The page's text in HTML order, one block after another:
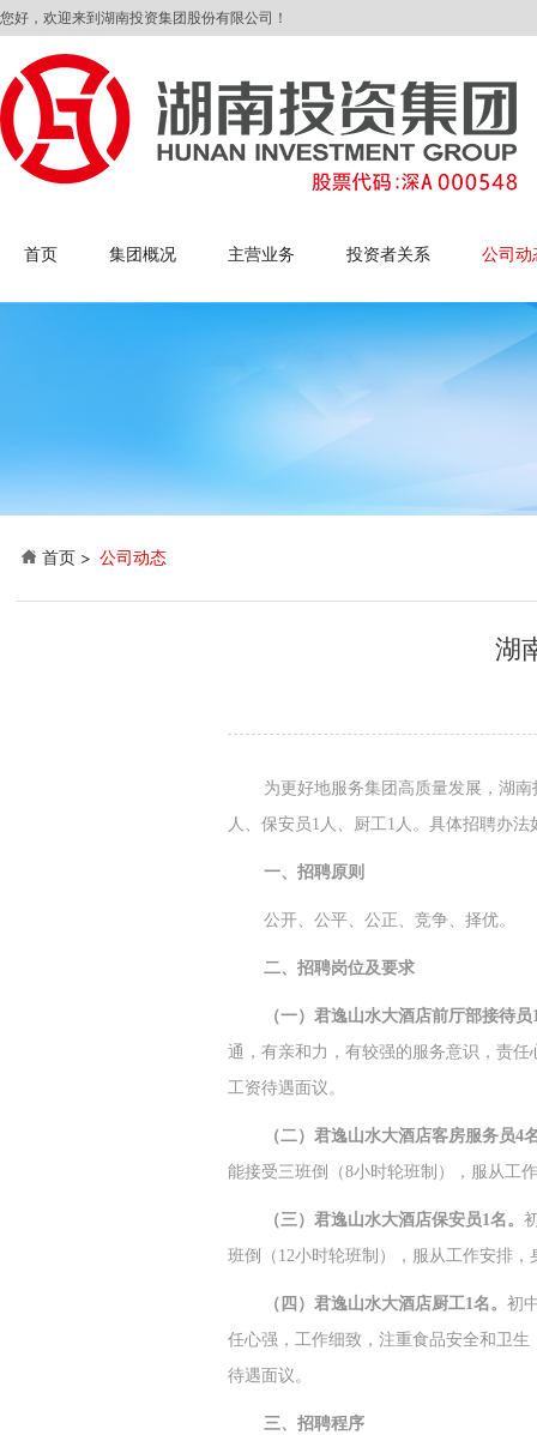
您好，欢迎来到湖南投资集团股份有限公司！
首页 集团概况 主营业务 投资者关系 公司动
首页 公司动态
湖
为更好地服务集团高质量发展，湖
人、保安员1人、厨工1人。具体招聘办法
一、招聘原则
公开、公平、公正、竞争、择优。
二、招聘岗位及要求
（一）君逸山水大酒店前厅部接待员
通，有亲和力，有较强的服务意识，责
工资待遇面议。
（二）君逸山水大酒店客房服务员4
能接受三班倒（8小时轮班制），服从工
（三）君逸山水大酒店保安员1名。
班倒（12小时轮班制），服从工作安排
（四）君逸山水大酒店厨工1名。 初
任心强，工作细致，注重食品安全和卫
待遇面议。
三、招聘程序